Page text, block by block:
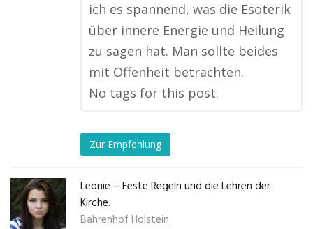
ich es spannend, was die Esoterik
über innere Energie und Heilung
zu sagen hat. Man sollte beides
mit Offenheit betrachten.
No tags for this post.
Zur Empfehlung
Leonie – Feste Regeln und die Lehren der
Kirche.
Bahrenhof Holstein